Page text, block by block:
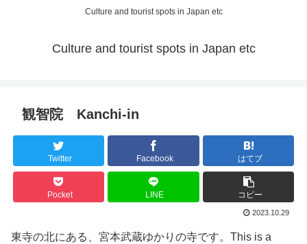
Culture and tourist spots in Japan etc
Culture and tourist spots in Japan etc
観智院 Kanchi-in
Twitter Facebook はてブ
Pocket LINE コピー
2023.10.29
東寺の北にある、宮本武蔵ゆかりの寺です。This is a